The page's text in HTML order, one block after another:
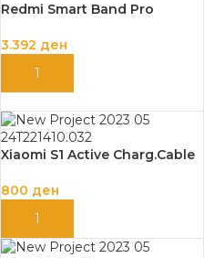
Redmi Smart Band Pro
3.392 ден
ДОДАЈ ВО КОШНИЦА
Xiaomi S1 Active Charg.Cable
800 ден
ДОДАЈ ВО КОШНИЦА